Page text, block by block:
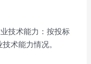
技术能力：按投标
术能力情况。